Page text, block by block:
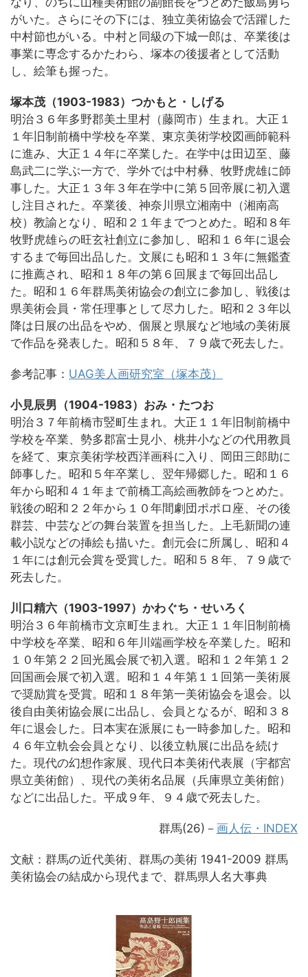
がいた。さらにその下には、独立美術協会で活躍した
中村節也がいる。中村と同級の下城一郎は、卒業後は
事業に専念するかたわら、塚本の後援者として活動
し、絵筆も握った。
塚本茂（1903-1983）つかもと・しげる
明治３６年多野郡美土里村（藤岡市）生まれ。大正１
１年旧制前橋中学校を卒業、東京美術学校図画師範科
に進み、大正１４年に卒業した。在学中は田辺至、藤
島武二に学ぶ一方で、学外では中村彝、牧野虎雄に師
事した。大正１３年３年在学中に第５回帝展に初入選
し注目された。卒業後、神奈川県立湘南中（湘南高
校）教諭となり、昭和２１年までつとめた。昭和８年
牧野虎雄らの旺玄社創立に参加し、昭和１６年に退会
するまで毎回出品した。文展にも昭和１３年に無鑑査
に推薦され、昭和１８年の第６回展まで毎回出品し
た。昭和１６年群馬美術協会の創立に参加し、戦後は
県美術会員・常任理事として尽力した。昭和２３年以
降は日展の出品をやめ、個展と県展など地域の美術展
で作品を発表した。昭和５８年、７９歳で死去した。
参考記事： UAG美人画研究室（塚本茂）
小見辰男（1904-1983）おみ・たつお
明治３７年前橋市竪町生まれ。大正１１年旧制前橋中
学校を卒業、勢多郡富士見小、桃井小などの代用教員
を経て、東京美術学校西洋画科に入り、岡田三郎助に
師事した。昭和５年卒業し、翌年帰郷した。昭和１６
年から昭和４１年まで前橋工高絵画教師をつとめた。
戦後の昭和２２年から１０年間劇団ポポロ座、その後
群芸、中芸などの舞台装置を担当した。上毛新聞の連
載小説などの挿絵も描いた。創元会に所属し、昭和４
１年には創元会賞を受賞した。昭和５８年、７９歳で
死去した。
川口精六（1903-1997）かわぐち・せいろく
明治３６年前橋市文京町生まれ。大正１１年旧制前橋
中学校を卒業、昭和６年川端画学校を卒業した。昭和
１０年第２２回光風会展で初入選。昭和１２年第１２
回国画会展で初入選。昭和１４年第１１回第一美術展
で奨励賞を受賞。昭和１８年第一美術協会を退会。以
後自由美術協会展に出品し、会員となるが、昭和３８
年に退会した。日本実在派展にも一時参加した。昭和
４６年立軌会会員となり、以後立軌展に出品を続け
た。現代の幻想作家展、現代日本美術代表展（宇都宮
県立美術館）、現代の美術名品展（兵庫県立美術館）
などに出品した。平成９年、９４歳で死去した。
群馬(26)－ 画人伝・INDEX
文献：群馬の近代美術、群馬の美術 1941-2009 群馬
美術協会の結成から現代まで、群馬県人名大事典